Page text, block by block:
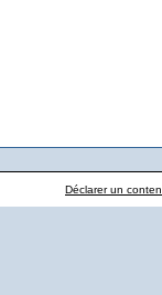
Déclarer un